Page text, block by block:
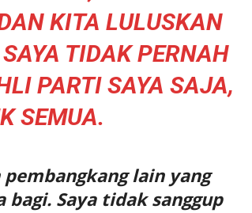
KITA LULUSKAN
TIDAK PERNAH
PARTI SAYA SAJA,
SEMUA.
lain yang
Saya tidak sanggup